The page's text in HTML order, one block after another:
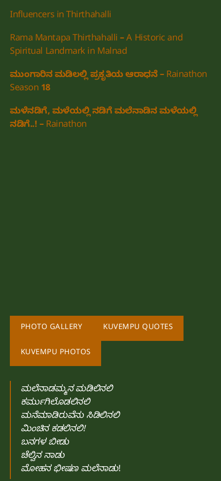
Influencers in Thirthahalli
Rama Mantapa Thirthahalli – A Historic and
Spiritual Landmark in Malnad
ಮುಂಗಾರಿನ ಮಡಿಲಲ್ಲಿ ಪ್ರಕೃತಿಯ ಆರಾಧನೆ – Rainathon
Season 18
ಮಳೆನಡಿಗೆ, ಮಳೆಯಲ್ಲಿ ನಡಿಗೆ ಮಲೆನಾಡಿನ ಮಳೆಯಲ್ಲಿ
ನಡಿಗೆ..! – Rainathon
PHOTO GALLERY KUVEMPU QUOTES
KUVEMPU PHOTOS
ಮಲೆನಾಡಮ್ಮನ ಮಡಿಲಿನಲಿ
ಕರ್ಮುಗಿಲೊಡಲಿನಲಿ
ಮನೆಮಾಡಿರುವೆನು ಸಿಡಿಲಿನಲಿ
ಮಿಂಚಿನ ಕಡಲಿನಲಿ!
ಬನಗಳ ಬೀಡು
ಚೆಲ್ವಿನ ನಾಡು
ಮೋಹನ ಭೀಷಣ ಮಲೆನಾಡು!